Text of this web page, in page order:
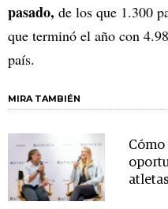
pasado, de los que 1.300
que terminó el año con
país.
MIRA TAMBIÉN